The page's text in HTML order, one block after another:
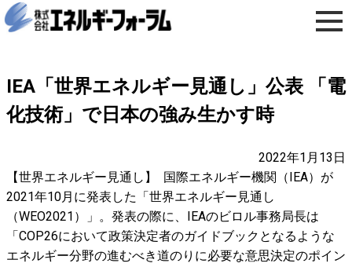
IEA「世界エネルギー見通し」公表 「電
化技術」で日本の強み生かす時
2022年1月13日
【世界エネルギー見通し】 国際エネルギー機関（IEA）が
2021年10月に発表した「世界エネルギー見通し
（WEO2021）」。発表の際に、IEAのビロル事務局長は
「COP26において政策決定者のガイドブックとなるような
エネルギー分野の進むべき道のりに必要な意思決定のポイン